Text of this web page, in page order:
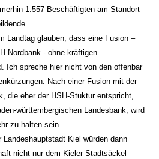
1.557 Beschäftigten am Standort
Landtag glauben, dass eine Fusion –
Nordbank - ohne kräftigen
Ich spreche hier nicht von den offenbar
Nach einer Fusion mit der
die eher der HSH-Stuktur entspricht,
württembergischen Landesbank, wird
zu halten sein.
Kiel würden dann
nicht nur dem Kieler Stadtsäckel